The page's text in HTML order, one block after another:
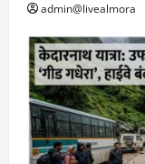
admin@livealmora